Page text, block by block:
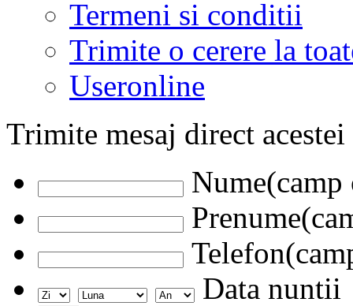
Termeni si conditii
Trimite o cerere la
Useronline
Trimite mesaj direct
Data nuntii